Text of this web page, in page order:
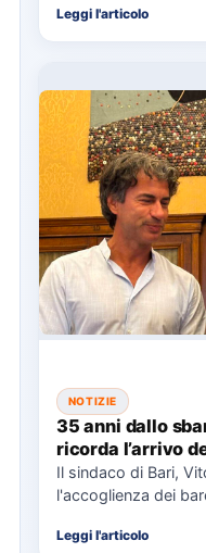
Leggi l'articolo
NOTIZIE
35 anni dallo
ricorda l’arrivo
Il sindaco di Bari,
l'accoglienza dei
Leggi l'articolo